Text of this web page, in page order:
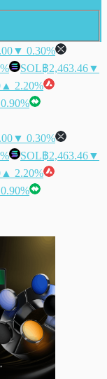
▼ 0.30%
SOL฿2,463.46▼
▲ 2.20%
▼ 0.30%
SOL฿2,463.46▼
▲ 2.20%